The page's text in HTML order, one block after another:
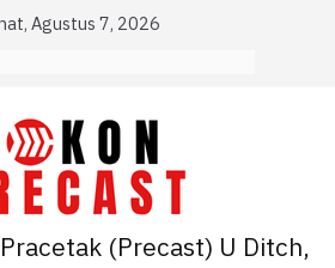
Agustus 7, 2026
(Precast) U Ditch,